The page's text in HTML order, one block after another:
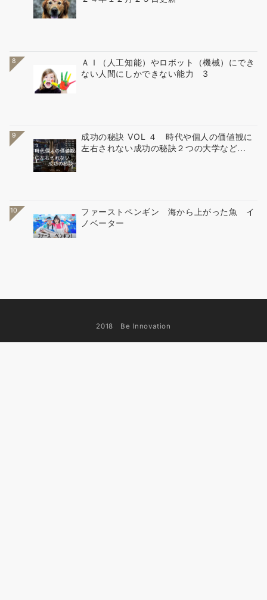
8
ＡＩ（人工知能）やロボット（機械）にでき
ない人間にしかできない能力 3
9
成功の秘訣 VOL ４ 時代や個人の価値観に
左右されない成功の秘訣２つの大学など...
10
ファーストペンギン 海から上がった魚 イ
ノベーター
2018 Be Innovation